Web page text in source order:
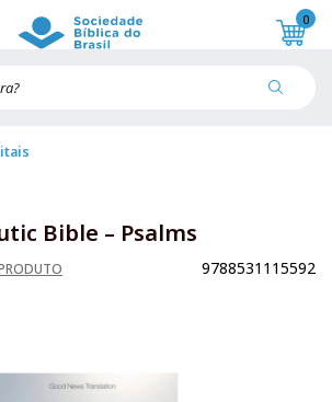
0
Bible – Psalms
9788531115592